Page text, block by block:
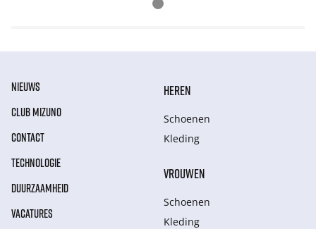
NIEUWS
CLUB MIZUNO
CONTACT
TECHNOLOGIE
DUURZAAMHEID
VACATURES
HEREN
Schoenen
Kleding
VROUWEN
Schoenen
Kleding